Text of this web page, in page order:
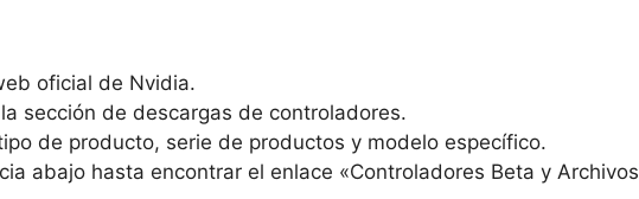
oficial de Nvidia.
sección de descargas de controladores.
de producto, serie de productos y modelo específico.
abajo hasta encontrar el enlace «Controladores Beta y Archivos